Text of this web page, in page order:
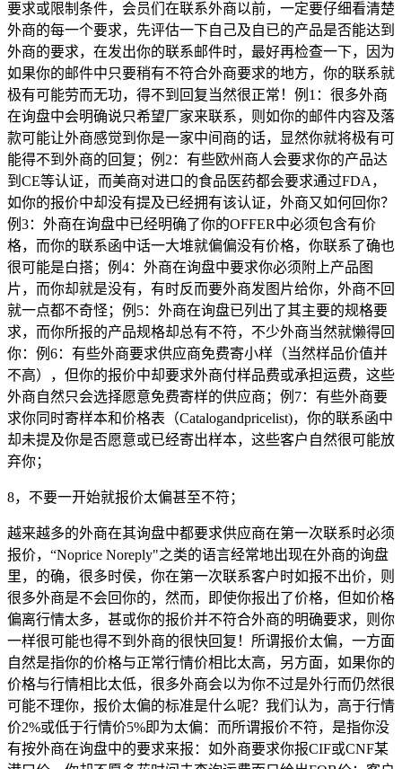
要求或限制条件，会员们在联系外商以前，一定要仔细看清楚
外商的每一个要求，先评估一下自己及自已的产品是否能达到
外商的要求，在发出你的联系邮件时，最好再检查一下，因为
如果你的邮件中只要稍有不符合外商要求的地方，你的联系就
极有可能劳而无功，得不到回复当然很正常！例1：很多外商
在询盘中会明确说只希望厂家来联系，则如你的邮件内容及落
款可能让外商感觉到你是一家中间商的话，显然你就将极有可
能得不到外商的回复；例2：有些欧州商人会要求你的产品达
到CE等认证，而美商对进口的食品医药都会要求通过FDA，
如你的报价中却没有提及已经拥有该认证，外商又如何回你？
例3：外商在询盘中已经明确了你的OFFER中必须包含有价
格，而你的联系函中话一大堆就偏偏没有价格，你联系了确也
很可能是白搭；例4：外商在询盘中要求你必须附上产品图
片，而你却就是没有，有时反而要外商发图片给你，外商不回
就一点都不奇怪；例5：外商在询盘已列出了其主要的规格要
求，而你所报的产品规格却总有不符，不少外商当然就懒得回
你：例6：有些外商要求供应商免费寄小样（当然样品价值并
不高），但你的报价中却要求外商付样品费或承担运费，这些
外商自然只会选择愿意免费寄样的供应商；例7：有些外商要
求你同时寄样本和价格表（Catalogandpricelist)，你的联系函中
却未提及你是否愿意或已经寄出样本，这些客户自然很可能放
弃你；
8，不要一开始就报价太偏甚至不符；
越来越多的外商在其询盘中都要求供应商在第一次联系时必须
报价，“Noprice Noreply"之类的语言经常地出现在外商的询盘
里，的确，很多时侯，你在第一次联系客户时如报不出价，则
很多外商是不会回你的，然而，即使你报出了价格，但如价格
偏离行情太多，甚或你的报价并不符合外商的明确要求，则你
一样很可能也得不到外商的很快回复！所谓报价太偏，一方面
自然是指你的价格与正常行情价相比太高，另方面，如果你的
价格与行情相比太低，很多外商会以为你不过是外行而仍然很
可能不理你，报价太偏的标准是什么呢？我们认为，高于行情
价2%或低于行情价5%即为太偏：而所谓报价不符，是指你没
有按外商在询盘中的要求来报：如外商要求你报CIF或CNF某